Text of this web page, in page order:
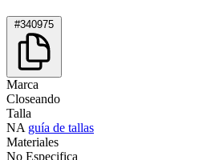
#340975
Marca
Closeando
Talla
NA guía de tallas
Materiales
No Especifica